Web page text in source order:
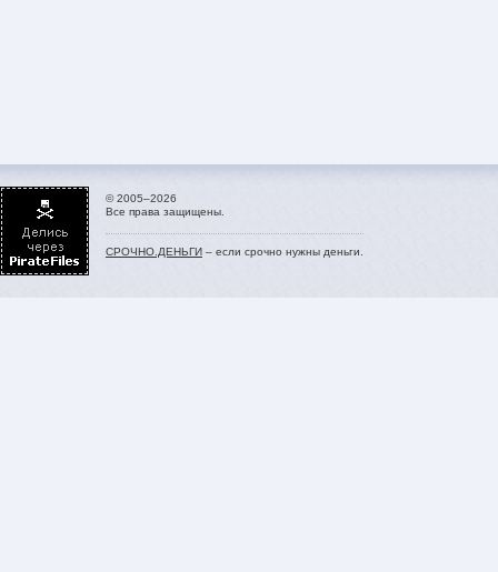
© 2005–2026
Все права защищены.
СРОЧНО.ДЕНЬГИ – если срочно нужны деньги.